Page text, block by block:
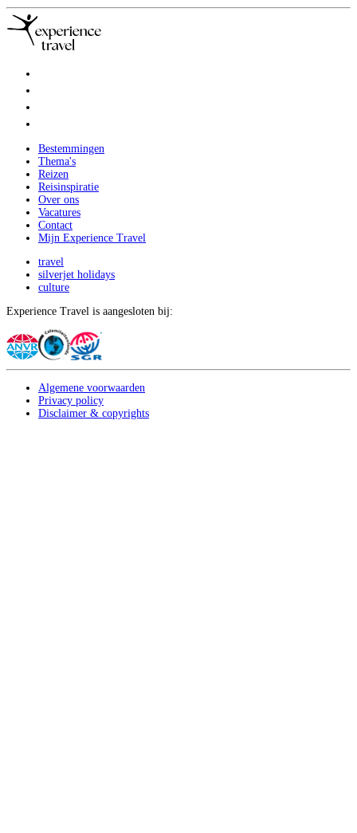
Bestemmingen
Thema's
Reizen
Reisinspiratie
Over ons
Vacatures
Contact
Mijn Experience Travel
travel
silverjet holidays
culture
Experience Travel is aangesloten bij:
Algemene voorwaarden
Privacy policy
Disclaimer & copyrights